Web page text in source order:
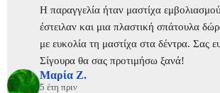
Η παραγγελία ήταν μαστίχα
έστειλαν και μια πλαστική σπάτουλα
με ευκολία τη μαστίχα στα δέντρα. Σας
Σίγουρα θα σας προτιμήσω ξανά!
Μαρία Ζ.
5 έτη πριν